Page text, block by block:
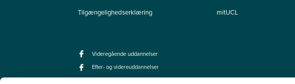
Tilgængelighedserklæring
mitUCL
Videregående uddannelser
Efter- og videreuddannelser